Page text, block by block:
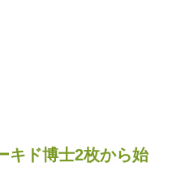
キド博士2枚から始